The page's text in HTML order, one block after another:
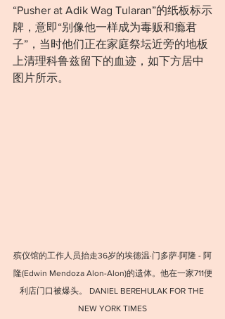
“Pusher at Adik Wag Tularan”的纸板标示
牌，意即“别像他一样成为毒贩和瘾君
子”，当时他们正在家庭祭坛近旁的地板
上清理科鲁兹留下的血迹，如下方居中
图片所示。
殡仪馆的工作人员抬走36岁的埃德温·门多萨·阿隆 - 阿
隆(Edwin Mendoza Alon-Alon)的遗体。他在⼀家711便
利店门口被爆头。 DANIEL BEREHULAK FOR THE
NEW YORK TIMES